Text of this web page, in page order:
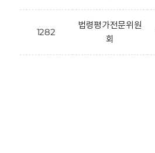
1282
법령평가전문위원
회